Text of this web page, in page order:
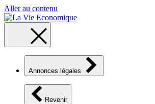
Aller au contenu
Annonces légales
Revenir